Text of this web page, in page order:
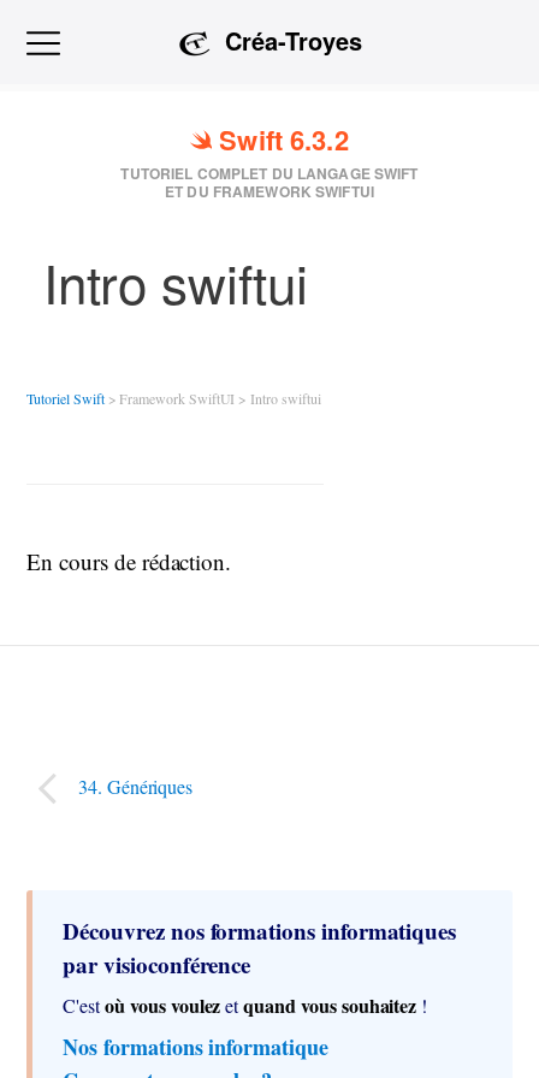
Créa-Troyes
Swift 6.3.2
TUTORIEL COMPLET DU LANGAGE SWIFT
ET DU FRAMEWORK SWIFTUI
Intro swiftui
Tutoriel Swift > Framework SwiftUI > Intro swiftui
En cours de rédaction.
34. Génériques
Découvrez nos formations informatiques
par visioconférence
C'estoù vous voulezetquand vous souhaitez !
Nos formations informatique